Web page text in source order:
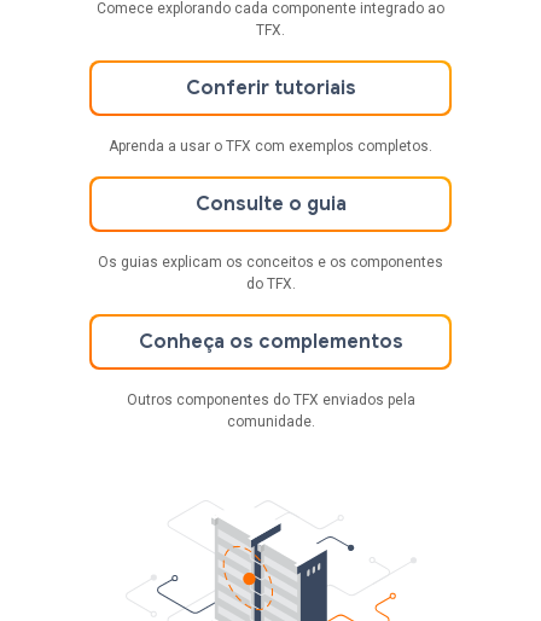
Comece explorando cada componente integrado ao
TFX.
Conferir tutoriais
Aprenda a usar o TFX com exemplos completos.
Consulte o guia
Os guias explicam os conceitos e os componentes
do TFX.
Conheça os complementos
Outros componentes do TFX enviados pela
comunidade.